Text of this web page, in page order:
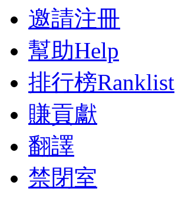
邀請注冊
幫助Help
排行榜Ranklist
賺貢獻
翻譯
禁閉室